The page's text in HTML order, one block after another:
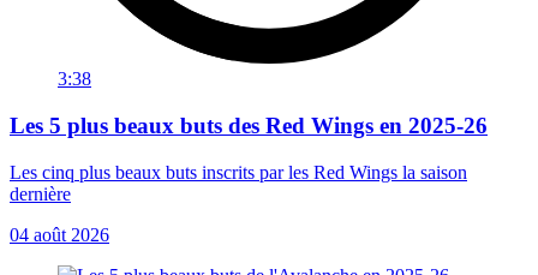
3:38
Les 5 plus beaux buts des Red Wings en 2025-26
Les cinq plus beaux buts inscrits par les Red Wings la saison
dernière
04 août 2026